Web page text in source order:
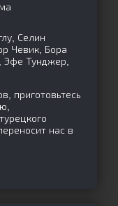
Селин
Чевик, Бора
Тунджер,
приготовьтесь
нас в